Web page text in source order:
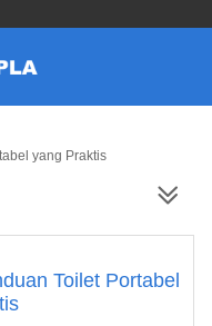
yang Praktis
Toilet Portabel